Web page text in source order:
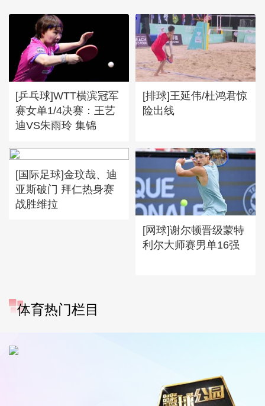
[乒乓球]WTT横滨冠军
赛女单1/4决赛：王艺
迪VS朱雨玲 集锦
[排球]王延伟/杜鸿君惊
险出线
[国际足球]金玟哉、迪
亚斯破门 拜仁热身赛
战胜维拉
[网球]谢尔顿晋级蒙特
利尔大师赛男单16强
体育热门栏目